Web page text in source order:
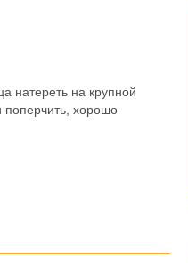
натереть на крупной
поперчить, хорошо